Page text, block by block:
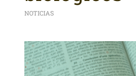
NOTICIAS